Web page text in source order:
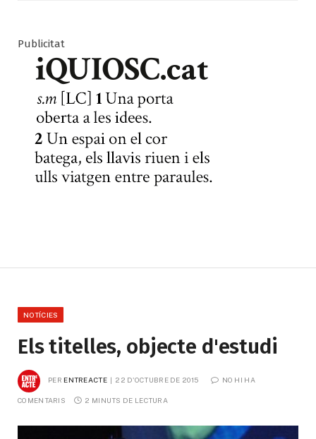
Publicitat
NOTÍCIES
Els titelles, objecte d'estudi
PER ENTREACTE 22 D'OCTUBRE DE 2015 NO HI HA
COMENTARIS 2 MINUTS DE LECTURA